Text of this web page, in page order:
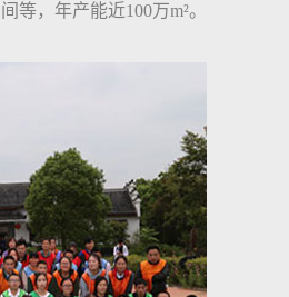
等，年产能近100万m²。